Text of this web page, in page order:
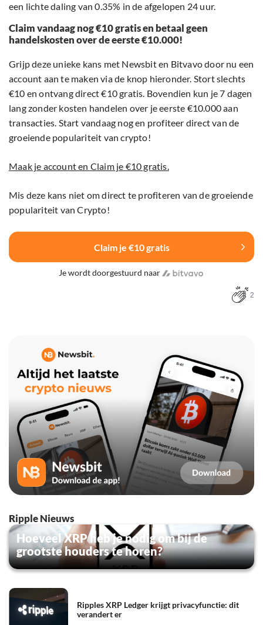
een lichte daling van 0.35% in de afgelopen 24 uur.
Claim vandaag nog €10 gratis en betaal geen
handelskosten over de eerste €10.000!
Grijp deze unieke kans met Newsbit en Bitvavo door nu een
account aan te maken via de knop hieronder. Stort slechts
€10 en ontvang direct €10 gratis. Bovendien kun je 7 dagen
lang zonder kosten handelen over je eerste €10.000 aan
transacties. Start vandaag nog en profiteer direct van de
groeiende populariteit van crypto!
Maak je account en Claim je €10 gratis.
Mis deze kans niet om direct te profiteren van de groeiende
populariteit van Crypto!
Claim je €10 gratis
Je wordt doorgestuurd naar
2
Ripple Nieuws
Hoeveel XRP heb je nodig om bij de
grootste houders te horen?
Ripples XRP Ledger krijgt privacyfunctie: dit
verandert er